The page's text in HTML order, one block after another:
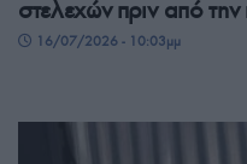
στελεχών πριν από την
16/07/2026 - 10:03μμ